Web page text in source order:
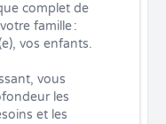
complet de
famille :
vos enfants.
vous
les
et les